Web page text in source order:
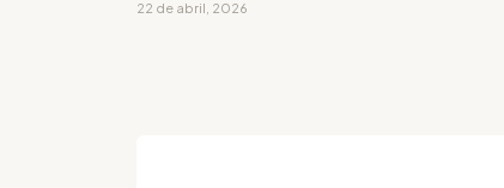
22 de abril, 2026